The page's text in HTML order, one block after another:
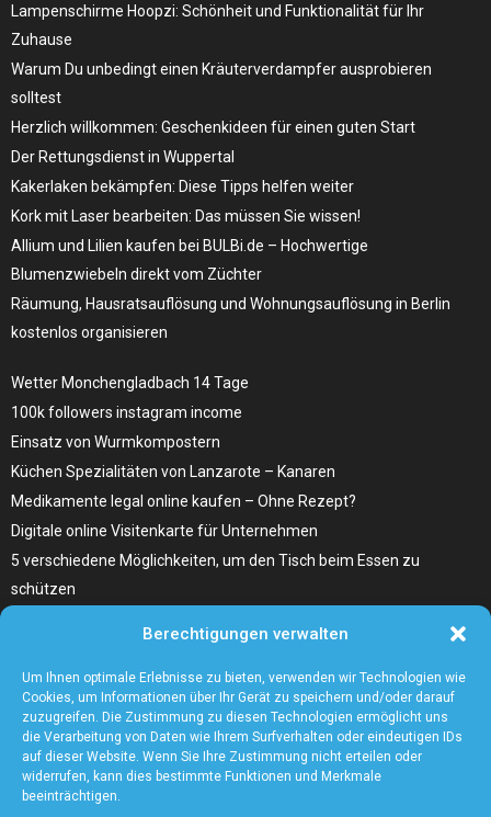
Berechtigungen verwalten
Um Ihnen optimale Erlebnisse zu bieten, verwenden wir Technologien wie
Cookies, um Informationen über Ihr Gerät zu speichern und/oder darauf
zuzugreifen. Die Zustimmung zu diesen Technologien ermöglicht uns
die Verarbeitung von Daten wie Ihrem Surfverhalten oder eindeutigen IDs
auf dieser Website. Wenn Sie Ihre Zustimmung nicht erteilen oder
widerrufen, kann dies bestimmte Funktionen und Merkmale
beeinträchtigen.
Lampenschirme Hoopzi: Schönheit und Funktionalität für Ihr
Zuhause
Warum Du unbedingt einen Kräuterverdampfer ausprobieren
solltest
Herzlich willkommen: Geschenkideen für einen guten Start
Der Rettungsdienst in Wuppertal
Kakerlaken bekämpfen: Diese Tipps helfen weiter
Kork mit Laser bearbeiten: Das müssen Sie wissen!
Allium und Lilien kaufen bei BULBi.de – Hochwertige
Blumenzwiebeln direkt vom Züchter
Räumung, Hausratsauflösung und Wohnungsauflösung in Berlin
kostenlos organisieren
Wetter Monchengladbach 14 Tage
100k followers instagram income
Einsatz von Wurmkompostern
Küchen Spezialitäten von Lanzarote – Kanaren
Medikamente legal online kaufen – Ohne Rezept?
Digitale online Visitenkarte für Unternehmen
5 verschiedene Möglichkeiten, um den Tisch beim Essen zu
schützen
Wählen Sie den richtigen Fleischzuschnitt, wie zum Beispiel
Hochrippe vom Rind für Ihr Gericht